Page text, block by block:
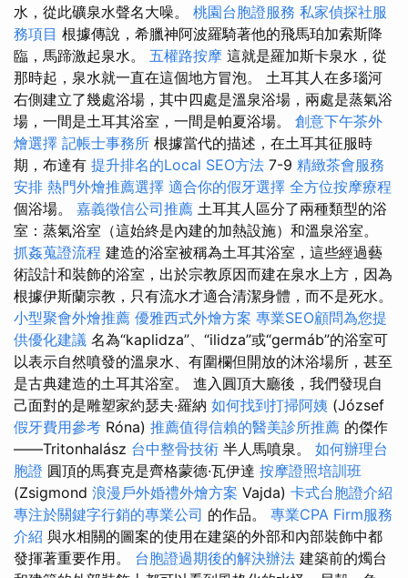
水，從此礦泉水聲名大噪。 桃園台胞證服務 私家偵探社服
務項目 根據傳說，希臘神阿波羅騎著他的飛馬珀加索斯降
臨，馬蹄激起泉水。 五權路按摩 這就是羅加斯卡泉水，從
那時起，泉水就一直在這個地方冒泡。 土耳其人在多瑙河
右側建立了幾處浴場，其中四處是溫泉浴場，兩處是蒸氣浴
場，一間是土耳其浴室，一間是帕夏浴場。 創意下午茶外
燴選擇 記帳士事務所 根據當代的描述，在土耳其征服時
期，布達有 提升排名的Local SEO方法 7-9 精緻茶會服務
安排 熱門外燴推薦選擇 適合你的假牙選擇 全方位按摩療程
個浴場。 嘉義徵信公司推薦 土耳其人區分了兩種類型的浴
室：蒸氣浴室（這始終是內建的加熱設施）和溫泉浴室。
抓姦蒐證流程 建造的浴室被稱為土耳其浴室，這些經過藝
術設計和裝飾的浴室，出於宗教原因而建在泉水上方，因為
根據伊斯蘭宗教，只有流水才適合清潔身體，而不是死水。
小型聚會外燴推薦 優雅西式外燴方案 專業SEO顧問為您提
供優化建議 名為“kaplidza”、“ilidza”或“germáb”的浴室可
以表示自然噴發的溫泉水、有圍欄但開放的沐浴場所，甚至
是古典建造的土耳其浴室。 進入圓頂大廳後，我們發現自
己面對的是雕塑家約瑟夫·羅納 如何找到打掃阿姨 (József
假牙費用參考 Róna) 推薦值得信賴的醫美診所推薦 的傑作
——Tritonhalász 台中整骨技術 半人馬噴泉。 如何辦理台
胞證 圓頂的馬賽克是齊格蒙德·瓦伊達 按摩證照培訓班
(Zsigmond 浪漫戶外婚禮外燴方案 Vajda) 卡式台胞證介紹
專注於關鍵字行銷的專業公司 的作品。 專業CPA Firm服務
介紹 與水相關的圖案的使用在建築的外部和內部裝飾中都
發揮著重要作用。 台胞證過期後的解決辦法 建築前的燭台